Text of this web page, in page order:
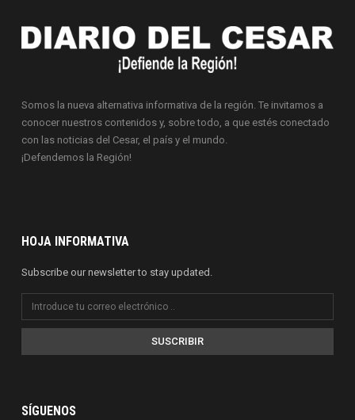
Somos la nueva alternativa informativa de la región. Te invitamos a
conocer nuestros contenidos y, sobre todo, a que estés conectado
con las noticias del Cesar, el país y el mundo.
¡Defendemos la Región!
HOJA INFORMATIVA
Subscribe our newsletter to stay updated.
SUSCRIBIR
SÍGUENOS